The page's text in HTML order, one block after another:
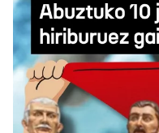
Abuztuko 10 jai: